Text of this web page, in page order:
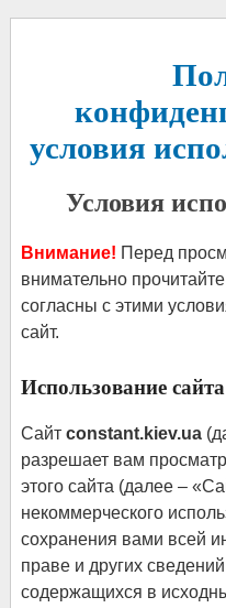
условия
Условия
Внимание! Перед
внимательно
согласны с этими
сайт.
Использование сайта
Сайт constant.kiev.ua
разрешает вам
этого сайта (далее –
некоммерческого
сохранения вами всей
праве и других
содержащихся в